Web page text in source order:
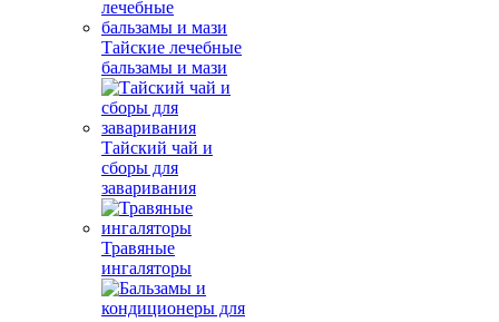
Тайские лечебные
бальзамы и мази
Тайский чай и
сборы для
заваривания
Травяные
ингаляторы